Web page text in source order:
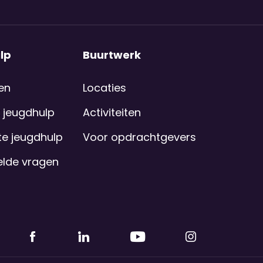
jeugdhulp
vragen
Buurtwerk
Locaties
Activiteiten
Voor opdrachtgevers